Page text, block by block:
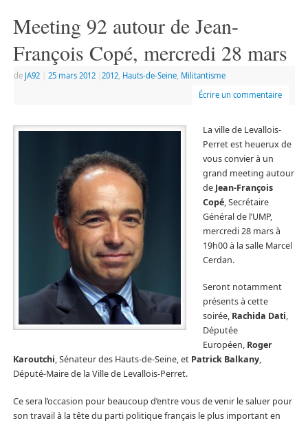
Meeting 92 autour de Jean-
François Copé, mercredi 28 mars
de JA92 25 mars 2012 2012, Hauts-de-Seine, Militantisme
Écrire un commentaire
La ville de Levallois-
Perret est heuerux de
vous convier à un
grand meeting autour
de Jean-François
Copé, Secrétaire
Général de l’UMP,
mercredi 28 mars à
19h00 à la salle Marcel
Cerdan.
Seront notamment
présents à cette
soirée, Rachida Dati,
Députée
Européen, Roger
Karoutchi, Sénateur des Hauts-de-Seine, et Patrick Balkany,
Député-Maire de la Ville de Levallois-Perret.
Ce sera l’occasion pour beaucoup d’entre vous de venir le saluer pour
son travail à la tête du parti politique français le plus important en